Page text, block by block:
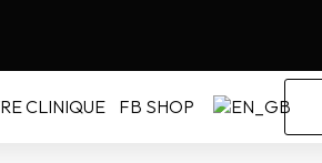
CLINIQUE FB SHOP